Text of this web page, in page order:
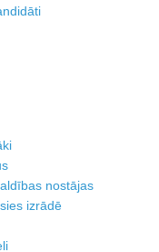
nostājas
izrādē